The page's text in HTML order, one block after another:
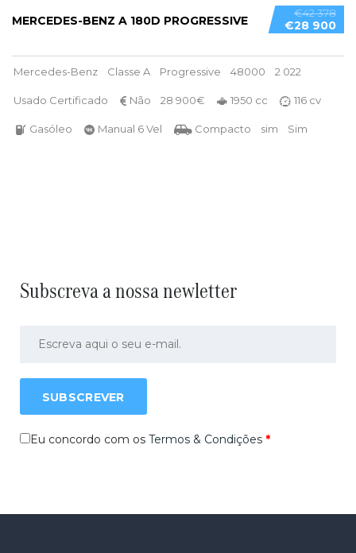
€42 378
€28 900
MERCEDES-BENZ A 180D PROGRESSIVE
Mercedes-Benz Classe A Progressive 48000 2 022
Usado Certificado Não 28 900€ 1950 cc 116 cv
Gasóleo Manual 6 Vel Compacto sim Sim
Subscreva a nossa newletter
SUBSCREVER
Eu concordo com os Termos & Condições *